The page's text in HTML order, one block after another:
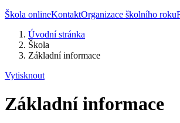
Škola onlineKontaktOrganizace školního roku
Úvodní stránka
Škola
Základní informace
Vytisknout
Základní informace